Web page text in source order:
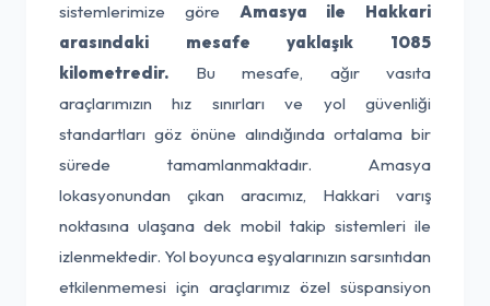
sistemlerimize göre Amasya ile Hakkari
arasındaki mesafe yaklaşık 1085
kilometredir. Bu mesafe, ağır vasıta
araçlarımızın hız sınırları ve yol güvenliği
standartları göz önüne alındığında ortalama bir
sürede tamamlanmaktadır. Amasya
lokasyonundan çıkan aracımız, Hakkari varış
noktasına ulaşana dek mobil takip sistemleri ile
izlenmektedir. Yol boyunca eşyalarınızın sarsıntıdan
etkilenmemesi için araçlarımız özel süspansiyon